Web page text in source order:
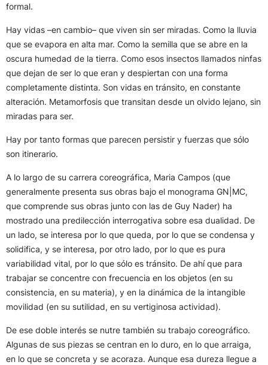
formal.
Hay vidas –en cambio– que viven sin ser miradas. Como la lluvia
que se evapora en alta mar. Como la semilla que se abre en la
oscura humedad de la tierra. Como esos insectos llamados ninfas
que dejan de ser lo que eran y despiertan con una forma
completamente distinta. Son vidas en tránsito, en constante
alteración. Metamorfosis que transitan desde un olvido lejano, sin
miradas para ser.
Hay por tanto formas que parecen persistir y fuerzas que sólo
son itinerario.
A lo largo de su carrera coreográfica, Maria Campos (que
generalmente presenta sus obras bajo el monograma GN|MC,
que comprende sus obras junto con las de Guy Nader) ha
mostrado una predilección interrogativa sobre esa dualidad. De
un lado, se interesa por lo que queda, por lo que se condensa y
solidifica, y se interesa, por otro lado, por lo que es pura
variabilidad vital, por lo que sólo es tránsito. De ahí que para
trabajar se concentre con frecuencia en los objetos (en su
consistencia, en su materia), y en la dinámica de la intangible
movilidad (en su sutilidad, en su vertiginosa actividad).
De ese doble interés se nutre también su trabajo coreográfico.
Algunas de sus piezas se centran en lo duro, en lo que arraiga,
en lo que se concreta y se acoraza. Aunque esa dureza llegue a